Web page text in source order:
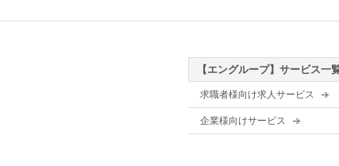
【エングループ】サービス一
求職者様向け求人サービス
企業様向けサービス